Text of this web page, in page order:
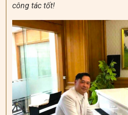
công tác tốt!